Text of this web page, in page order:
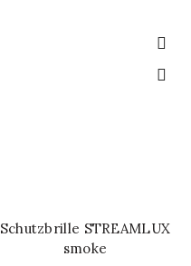
IN DEN WARENKORB
Schutzbrille STREAMLUX
smoke